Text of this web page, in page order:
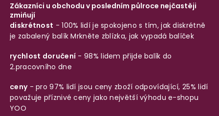
Zákazníci u obchodu v posledním půlroce nejčastěji
zmiňují
diskrétnost - 100% lidí je spokojeno s tím, jak diskrétně
je zabalený balíkMrkněte zblízka, jak vypadá balíček
rychlost doručení - 98% lidem přijde balík do
2.pracovního dne
ceny- pro 97% lidí jsou ceny zboží odpovídající, 25% lidí
považuje příznivé ceny jako největší výhodu e-shopu
YOO